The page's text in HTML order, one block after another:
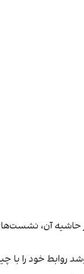
حاشیه آن،
روابط خود را با